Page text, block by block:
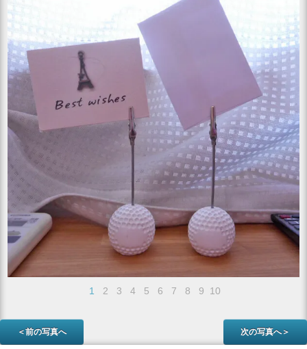
1 2 3 4 5 6 7 8 9 10
＜前の写真へ 次の写真へ＞